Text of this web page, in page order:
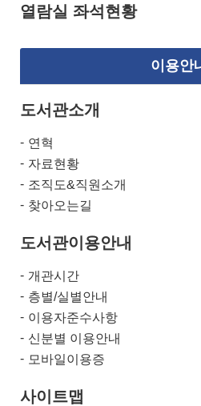
열람실 좌석현황
이용안
도서관소개
연혁
자료현황
조직도&직원소개
찾아오는길
도서관이용안내
개관시간
층별/실별안내
이용자준수사항
신분별 이용안내
모바일이용증
사이트맵